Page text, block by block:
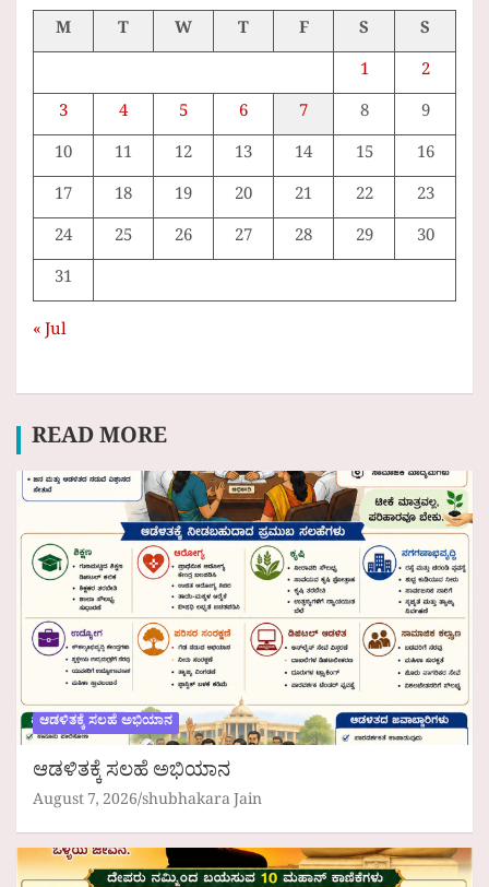
M
T W T F S
S
1
2
3
4 5 6 7 8
9
10
11 12 13 14 15
16
17
18 19 20 21 22
23
24
25 26 27 28 29
30
31
« Jul
READ MORE
ಆಡಳಿತಕ್ಕೆ ಸಲಹೆ ಅಭಿಯಾನ
ಆಡಳಿತಕ್ಕೆ ಸಲಹೆ ಅಭಿಯಾನ
August 7, 2026 shubhakara Jain